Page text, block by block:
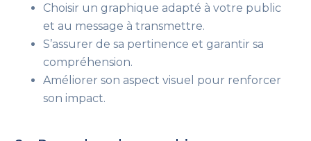
Choisir un graphique adapté à votre public
et au message à transmettre.
S’assurer de sa pertinence et garantir sa
compréhension.
Améliorer son aspect visuel pour renforcer
son impact.